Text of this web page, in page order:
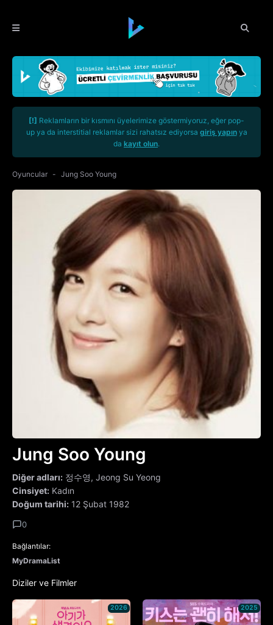
[!] Reklamların bir kısmını üyelerimize göstermiyoruz, eğer pop-
up ya da interstitial reklamlar sizi rahatsız ediyorsa giriş yapınya
da kayıt olun.
Oyuncular Jung Soo Young
Jung Soo Young
Diğer adları: 정수영, Jeong Su Yeong
Cinsiyet: Kadın
Doğum tarihi: 12 Şubat 1982
0
Bağlantılar:
MyDramaList
Diziler ve Filmler
2026 2025